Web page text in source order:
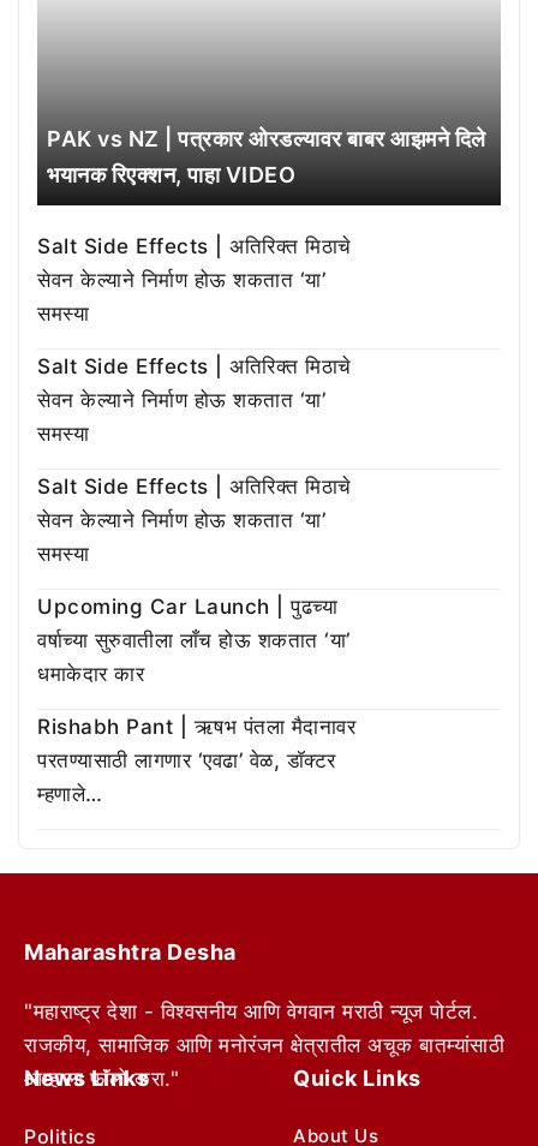
PAK vs NZ | पत्रकार ओरडल्यावर बाबर आझमने दिले
भयानक रिएक्शन, पाहा VIDEO
Salt Side Effects | अतिरिक्त मिठाचे
सेवन केल्याने निर्माण होऊ शकतात ‘या’
समस्या
Salt Side Effects | अतिरिक्त मिठाचे
सेवन केल्याने निर्माण होऊ शकतात ‘या’
समस्या
Salt Side Effects | अतिरिक्त मिठाचे
सेवन केल्याने निर्माण होऊ शकतात ‘या’
समस्या
Upcoming Car Launch | पुढच्या
वर्षाच्या सुरुवातीला लाँच होऊ शकतात ‘या’
धमाकेदार कार
Rishabh Pant | ऋषभ पंतला मैदानावर
परतण्यासाठी लागणार ‘एवढा’ वेळ, डॉक्टर
म्हणाले…
Maharashtra Desha
"महाराष्ट्र देशा - विश्वसनीय आणि वेगवान मराठी न्यूज पोर्टल.
राजकीय, सामाजिक आणि मनोरंजन क्षेत्रातील अचूक बातम्यांसाठी
आम्हाला फॉलो करा."
News Links
Politics
Quick Links
About Us